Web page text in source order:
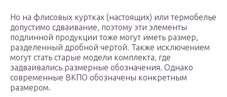
Но на флисовых куртках (настоящих) или термобелье
допустимо сдваивание, поэтому эти элементы
подлинной продукции тоже могут иметь размер,
разделенный дробной чертой. Также исключением
могут стать старые модели комплекта, где
задваивались размерные обозначения. Однако
современные ВКПО обозначены конкретным
размером.